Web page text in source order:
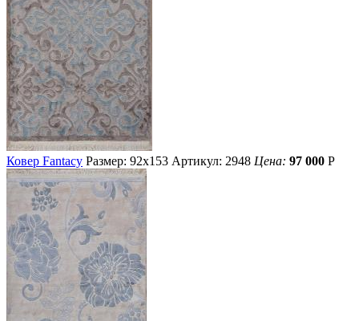
Ковер Fantacy Размер: 92х153 Артикул: 2948 Цена: 97 000 Р